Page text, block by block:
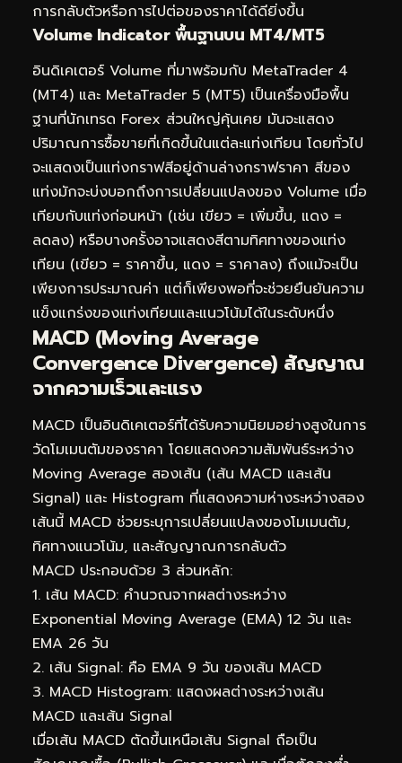
การกลับตัวหรือการไปต่อของราคาได้ดียิ่งขึ้น
Volume Indicator พื้นฐานบน MT4/MT5
อินดิเคเตอร์ Volume ที่มาพร้อมกับ MetaTrader 4
(MT4) และ MetaTrader 5 (MT5) เป็นเครื่องมือพื้น
ฐานที่นักเทรด Forex ส่วนใหญ่คุ้นเคย มันจะแสดง
ปริมาณการซื้อขายที่เกิดขึ้นในแต่ละแท่งเทียน โดยทั่วไป
จะแสดงเป็นแท่งกราฟสีอยู่ด้านล่างกราฟราคา สีของ
แท่งมักจะบ่งบอกถึงการเปลี่ยนแปลงของ Volume เมื่อ
เทียบกับแท่งก่อนหน้า (เช่น เขียว = เพิ่มขึ้น, แดง =
ลดลง) หรือบางครั้งอาจแสดงสีตามทิศทางของแท่ง
เทียน (เขียว = ราคาขึ้น, แดง = ราคาลง) ถึงแม้จะเป็น
เพียงการประมาณค่า แต่ก็เพียงพอที่จะช่วยยืนยันความ
แข็งแกร่งของแท่งเทียนและแนวโน้มได้ในระดับหนึ่ง
MACD (Moving Average
Convergence Divergence) สัญญาณ
จากความเร็วและแรง
MACD เป็นอินดิเคเตอร์ที่ได้รับความนิยมอย่างสูงในการ
วัดโมเมนตัมของราคา โดยแสดงความสัมพันธ์ระหว่าง
Moving Average สองเส้น (เส้น MACD และเส้น
Signal) และ Histogram ที่แสดงความห่างระหว่างสอง
เส้นนี้ MACD ช่วยระบุการเปลี่ยนแปลงของโมเมนตัม,
ทิศทางแนวโน้ม, และสัญญาณการกลับตัว
MACD ประกอบด้วย 3 ส่วนหลัก:
1. เส้น MACD: คำนวณจากผลต่างระหว่าง
Exponential Moving Average (EMA) 12 วัน และ
EMA 26 วัน
2. เส้น Signal: คือ EMA 9 วัน ของเส้น MACD
3. MACD Histogram: แสดงผลต่างระหว่างเส้น
MACD และเส้น Signal
เมื่อเส้น MACD ตัดขึ้นเหนือเส้น Signal ถือเป็น